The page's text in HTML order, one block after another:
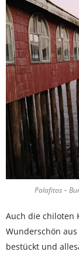
Palafitos –
Auch die chiloten
Wunderschön
bestückt und